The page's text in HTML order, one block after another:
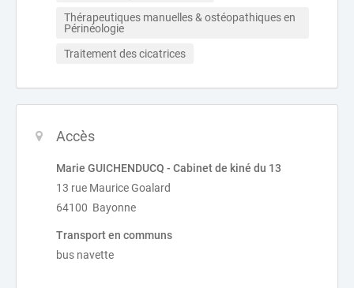
Thérapeutiques manuelles & ostéopathiques en
Périnéologie
Traitement des cicatrices
Accès
Marie GUICHENDUCQ - Cabinet de kiné du 13
13 rue Maurice Goalard
64100 Bayonne
Transport en communs
bus navette